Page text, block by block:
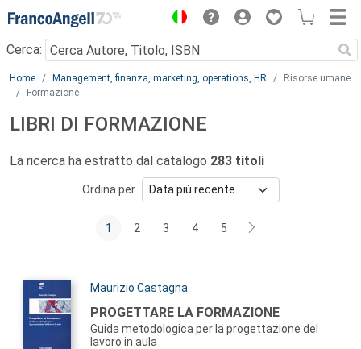
Menu
Cerca:
Main content
Home Management, finanza, marketing, operations, HR
Risorse umane
Formazione
LIBRI DI FORMAZIONE
La ricerca ha estratto dal catalogo 283 titoli
Ordina per
1 2 3 4 5
Autori:
Maurizio Castagna
Titolo:
PROGETTARE LA FORMAZIONE
Guida metodologica per la progettazione del
lavoro in aula